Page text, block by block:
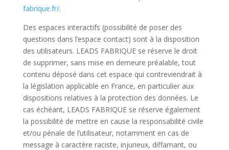
fabrique.fr/.
Des espaces interactifs (possibilité de poser des
questions dans l’espace contact) sont à la disposition
des utilisateurs. LEADS FABRIQUE se réserve le droit
de supprimer, sans mise en demeure préalable, tout
contenu déposé dans cet espace qui contreviendrait à
la législation applicable en France, en particulier aux
dispositions relatives à la protection des données. Le
cas échéant, LEADS FABRIQUE se réserve également
la possibilité de mettre en cause la responsabilité civile
et/ou pénale de l’utilisateur, notamment en cas de
message à caractère raciste, injurieux, diffamant, ou